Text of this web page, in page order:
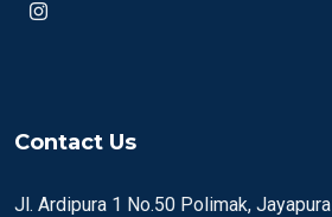
Contact Us
Jl. Ardipura 1 No.50 Polimak, Jayapura